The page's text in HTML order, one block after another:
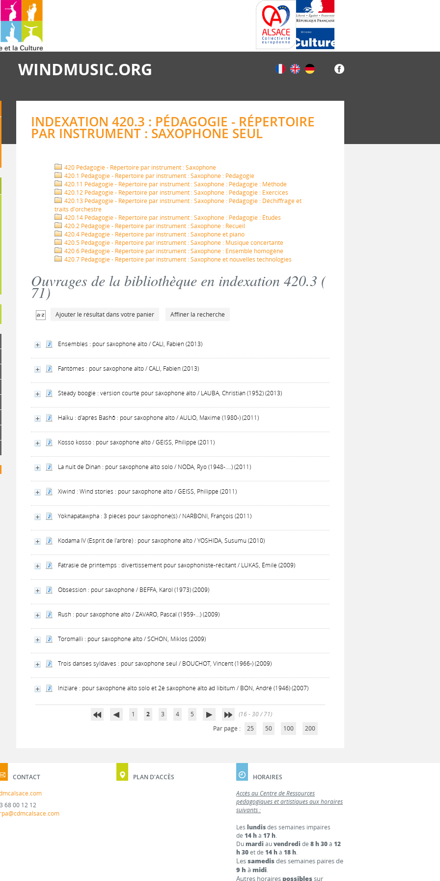
WINDMUSIC.ORG
INDEXATION 420.3 : PÉDAGOGIE - RÉPERTOIRE
PAR INSTRUMENT : SAXOPHONE SEUL
420 Pédagogie - Répertoire par instrument : Saxophone
420.1 Pédagogie - Répertoire par instrument : Saxophone : Pédagogie
420.11 Pédagogie - Répertoire par instrument : Saxophone : Pédagogie : Méthode
420.12 Pédagogie - Répertoire par instrument : Saxophone : Pédagogie : Exercices
420.13 Pédagogie - Répertoire par instrument : Saxophone : Pédagogie : Déchiffrage et
traits d'orchestre
420.14 Pédagogie - Répertoire par instrument : Saxophone : Pédagogie : Études
420.2 Pédagogie - Répertoire par instrument : Saxophone : Recueil
420.4 Pédagogie - Répertoire par instrument : Saxophone et piano
420.5 Pédagogie - Répertoire par instrument : Saxophone : Musique concertante
420.6 Pédagogie - Répertoire par instrument : Saxophone : Ensemble homogène
420.7 Pédagogie - Répertoire par instrument : Saxophone et nouvelles technologies
Ouvrages de la bibliothèque en indexation 420.3 (
71)
Ajouter le résultat dans votre panier Affiner la recherche
Ensembles : pour saxophone alto / CALI, Fabien (2013)
Fantômes : pour saxophone alto / CALI, Fabien (2013)
Steady boogie : version courte pour saxophone alto / LAUBA, Christian (1952) (2013)
Haïku : d'après Bashō : pour saxophone alto / AULIO, Maxime (1980-) (2011)
Kosso kosso : pour saxophone alto / GEISS, Philippe (2011)
La nuit de Dinan : pour saxophone alto solo / NODA, Ryo (1948-....) (2011)
Xiwind : Wind stories : pour saxophone alto / GEISS, Philippe (2011)
Yoknapatawpha : 3 pièces pour saxophone(s) / NARBONI, François (2011)
Kodama IV (Esprit de l'arbre) : pour saxophone alto / YOSHIDA, Susumu (2010)
Fatrasie de printemps : divertissement pour saxophoniste-récitant / LUKAS, Émile (2009)
Obsession : pour saxophone / BEFFA, Karol (1973) (2009)
Rush : pour saxophone alto / ZAVARO, Pascal (1959-...) (2009)
Toromalli : pour saxophone alto / SCHON, Miklos (2009)
Trois danses syldaves : pour saxophone seul / BOUCHOT, Vincent (1966-) (2009)
Iniziare : pour saxophone alto solo et 2è saxophone alto ad libitum / BON, André (1946) (2007)
1 2 3 4 5
(16 - 30 / 71)
Par page :
25 50 100 200
CONTACT
68 00 12 12
PLAN D'ACCÈS
HORAIRES
Accès au Centre de Ressources
pédagogiques et artistiques aux horaires
suivants :
Leslundisdes semaines impaires
de14 hà17 h.
Dumardi auvendredi de8 h 30à12
h 30et de14 hà18 h.
Lessamedisdes semaines paires de
9 h à midi.
Autres horaires possiblessur